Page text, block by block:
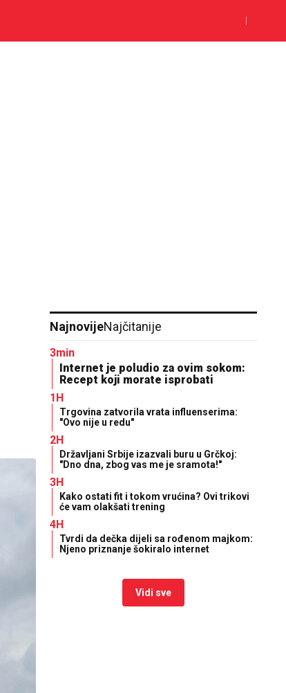
NajnovijeNajčitanije
3min
Internet je poludio za ovim sokom:
Recept koji morate isprobati
1H
Trgovina zatvorila vrata influenserima:
"Ovo nije u redu"
2H
Državljani Srbije izazvali buru u Grčkoj:
"Dno dna, zbog vas me je sramota!"
3H
Kako ostati fit i tokom vrućina? Ovi trikovi
će vam olakšati trening
4H
Tvrdi da dečka dijeli sa rođenom majkom:
Njeno priznanje šokiralo internet
Vidi sve